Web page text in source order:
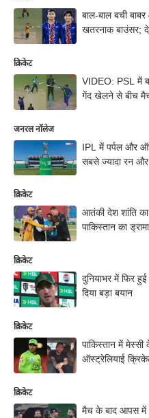
बाल-बाल बची
खतरनाक बाउंसर;
क्रिकेट
VIDEO: PSL में
गेंद खेलने से बीच मैच
जनरल नॉलेज
IPL में पर्पल और
सबसे ज्यादा रन
क्रिकेट
आतंकी देश शांति
पाकिस्तान का
क्रिकेट
दुनियाभर में फिर
दिया बड़ा बयान
क्रिकेट
पाकिस्तान में
ऑस्ट्रेलियाई
क्रिकेट
मैच के बाद आपस में